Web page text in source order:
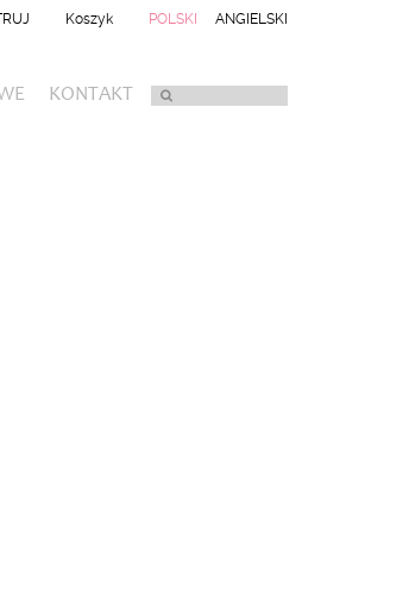
POLSKI ANGIELSKI
Koszyk
KONTAKT